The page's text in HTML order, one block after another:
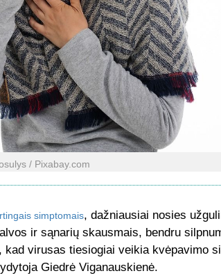
/ Pixabay.com
simptomais, dažniausiai nosies
ir sąnarių skausmais, bendru
virusas tiesiogiai veikia kvėpavimo
Giedrė Viganauskienė.